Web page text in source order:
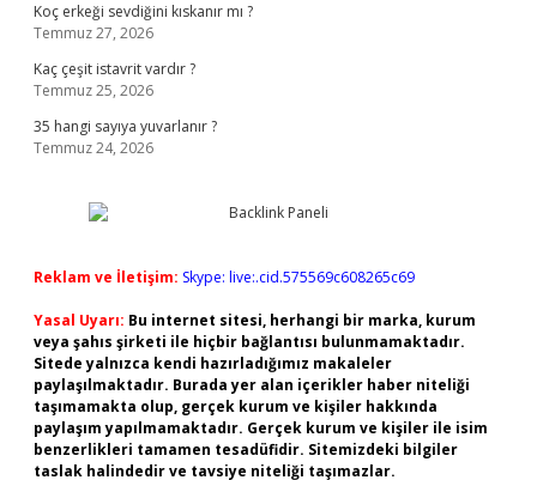
Koç erkeği sevdiğini kıskanır mı ?
Temmuz 27, 2026
Kaç çeşit istavrit vardır ?
Temmuz 25, 2026
35 hangi sayıya yuvarlanır ?
Temmuz 24, 2026
Reklam ve İletişim: Skype: live:.cid.575569c608265c69
Yasal Uyarı: Bu internet sitesi, herhangi bir marka, kurum
veya şahıs şirketi ile hiçbir bağlantısı bulunmamaktadır.
Sitede yalnızca kendi hazırladığımız makaleler
paylaşılmaktadır. Burada yer alan içerikler haber niteliği
taşımamakta olup, gerçek kurum ve kişiler hakkında
paylaşım yapılmamaktadır. Gerçek kurum ve kişiler ile isim
benzerlikleri tamamen tesadüfidir. Sitemizdeki bilgiler
taslak halindedir ve tavsiye niteliği taşımazlar.